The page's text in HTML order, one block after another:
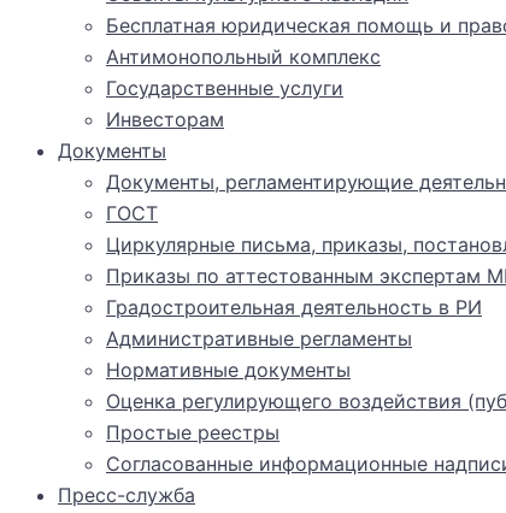
Бесплатная юридическая помощь и
Антимонопольный комплекс
Государственные услуги
Инвесторам
Документы
Документы, регламентирующие
ГОСТ
Циркулярные письма, приказы,
Приказы по аттестованным экспертам
Градостроительная деятельность в РИ
Административные регламенты
Нормативные документы
Оценка регулирующего воздействия
Простые реестры
Согласованные информационные
Пресс-служба